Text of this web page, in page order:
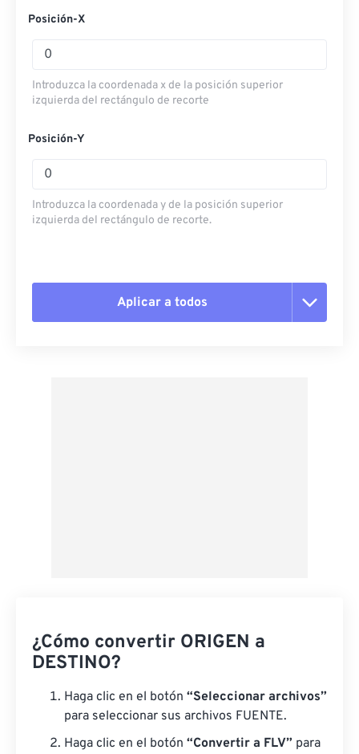
Posición-X
Introduzca la coordenada x de la posición superior
izquierda del rectángulo de recorte
Posición-Y
Introduzca la coordenada y de la posición superior
izquierda del rectángulo de recorte.
Aplicar a todos
¿Cómo convertir ORIGEN a
DESTINO?
Haga clic en el botón “Seleccionar archivos”
para seleccionar sus archivos FUENTE.
Haga clic en el botón “Convertir a FLV” para